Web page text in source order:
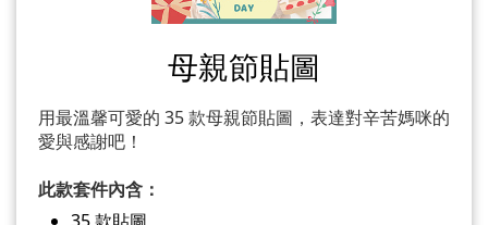
母親節貼圖
用最溫馨可愛的 35 款母親節貼圖，表達對辛苦媽咪的
愛與感謝吧！
此款套件內含：